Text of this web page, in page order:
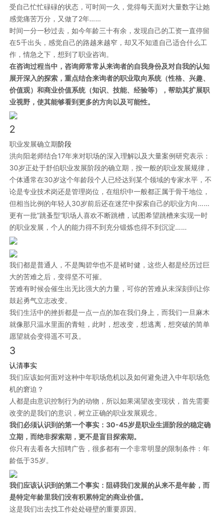
受自己忙忙碌碌的状态，可时间一久，觉得每天面对大量数字让她
感觉痛苦万分，又做了2年……
时间一分一秒过去，如今年龄三十有余，发现自己的工资一直停留
在5千出头，感觉自己的路越来越窄，却又不知道自己适合什么工
作，情急之下，想到了职业咨询。
在咨询过程当中，咨询师常常从来询者的自我身份及对自我的认知
展开深入的探索，重点结合来询者的职业取向系统（性格、兴趣、
价值观）和商业价值系统（知识、技能、经验等），帮助其扩展职
业视野，使其能够看到更多的方向以及可能性。
2
职业发展确立期阶段
洪向阳老师结合17年来对职场的深入理解以及大量案例研究表示：
30岁正处于舒伯职业发展阶段的确立期，按一般的职业发展规律，
个体通常在30岁这个年龄段个人已经达到某个领域的专家水平，不
论是专业技术岗还是管理岗位，在组织中一般都正属于骨干地位，
但相当比例的年轻人30岁前后还在迷茫中探索自己的职业方向……
更有一批”跳蚤型“职场人喜欢不断跳槽，试图希望跳槽来实现一时
的职业发展，个人的能力得不到充分锻炼也得不到沉淀……
我们都是普通人，不是陶碧华也不是褚时健，这些人都是经历过巨
大的苦难之后，变得坚不可摧。
苦难有时候会催生出无比强大的力量，可你的苦难从未深刻到让你
鼓起勇气立志改变。
我们生活中的挫折都是一点一点的加在我们身上，而我们一旦麻木
就像那只温水里面的青蛙，此时，想改变，想逃离，想突破的简单
愿望就会变得遥不可及。
3
认清事实
我们应该如何面对这种中年职场危机以及如何避免进入中年职场危
机的窘迫？
人都是由意识控制行为的动物，所以如果渴望改变现状，首先需要
改变的是我们的意识，树立正确的职业发展观念。
我们必须认识到的第一个事实：30-45岁是职业生涯阶段的稳定确
立期，而绝非探索期，更不是盲目探索期。
你只有去看各大招聘广告，很多都有一个非常明显的限制条件：年
龄低于35岁。
我们应该认识到的第二个事实：阻碍我们发展的从来不是年龄，而
是特定年龄里我们没有积累特定的商业价值。
这是我们出去找工作处处碰壁的重要原因。